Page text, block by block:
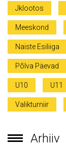
Jklootos
Meeskond
Naiste Esiliiga
Põlva Päevad
U10 U11
Valikturniir
Arhiiv